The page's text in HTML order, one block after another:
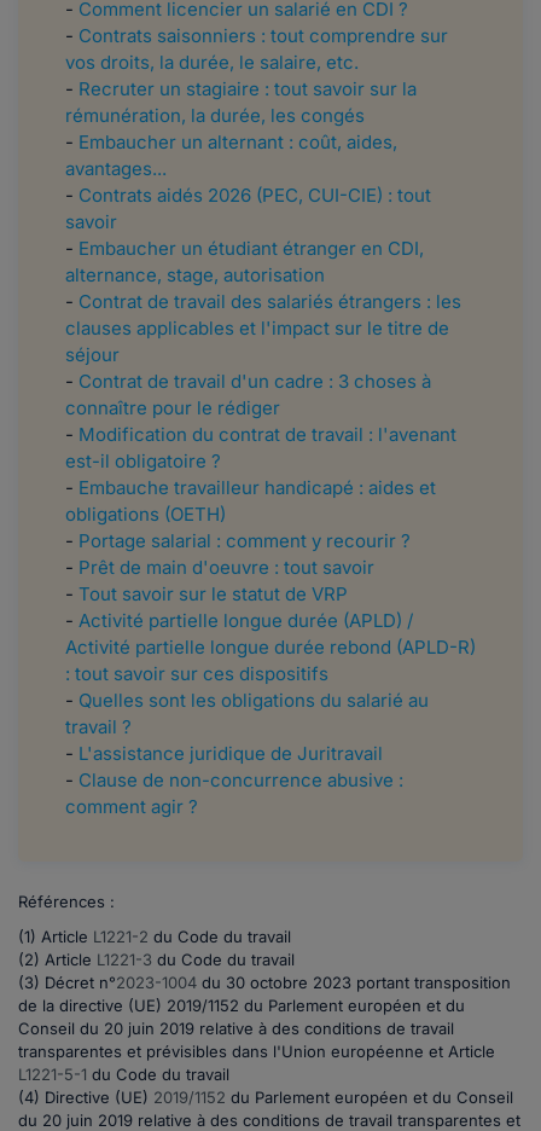
- Comment licencier un salarié en CDI ?
- Contrats saisonniers : tout comprendre sur
vos droits, la durée, le salaire, etc.
- Recruter un stagiaire : tout savoir sur la
rémunération, la durée, les congés
- Embaucher un alternant : coût, aides,
avantages...
- Contrats aidés 2026 (PEC, CUI-CIE) : tout
savoir
- Embaucher un étudiant étranger en CDI,
alternance, stage, autorisation
​​​​- Contrat de travail des salariés étrangers : les
clauses applicables et l'impact sur le titre de
séjour
- Contrat de travail d'un cadre : 3 choses à
connaître pour le rédiger
- Modification du contrat de travail : l'avenant
est-il obligatoire ?
- Embauche travailleur handicapé : aides et
obligations (OETH)
- Portage salarial : comment y recourir ?
- Prêt de main d'oeuvre : tout savoir
- Tout savoir sur le statut de VRP
- Activité partielle longue durée (APLD) /
Activité partielle longue durée rebond (APLD-R)
: tout savoir sur ces dispositifs
- Quelles sont les obligations du salarié au
travail ?
- L'assistance juridique de Juritravail
- Clause de non-concurrence abusive :
comment agir ?
Références :
(1) Article L1221-2 du Code du travail
(2) Article L1221-3 du Code du travail
(3) Décret n°2023-1004 du 30 octobre 2023 portant transposition
de la directive (UE) 2019/1152 du Parlement européen et du
Conseil du 20 juin 2019 relative à des conditions de travail
transparentes et prévisibles dans l'Union européenne et Article
L1221-5-1 du Code du travail
(4) Directive (UE) 2019/1152 du Parlement européen et du Conseil
du 20 juin 2019 relative à des conditions de travail transparentes et